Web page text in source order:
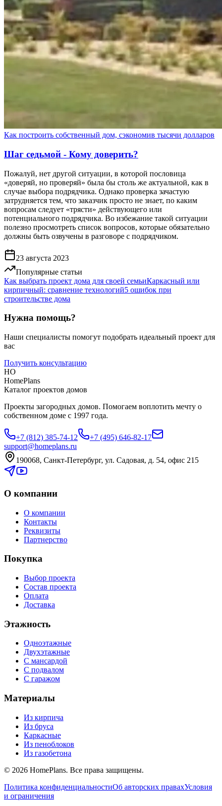
Как построить собственный дом, сэкономив тысячи долларов
Шаг седьмой - Кому доверить?
Пожалуй, нет другой ситуации, в которой пословица
«доверяй, но проверяй» была бы столь же актуальной, как в
случае выбора подрядчика. Однако проверка зачастую
затрудняется тем, что заказчик просто не знает, по каким
вопросам следует «трясти» действующего или
потенциального подрядчика. Во избежание такой ситуации
полезно просмотреть список вопросов, которые обязательно
должны быть озвучены в разговоре с подрядчиком.
23 августа 2023
Популярные статьи
Как выбрать проект дома для своей семьиКаркасный или
кирпичный: сравнение технологий5 ошибок при
строительстве дома
Нужна помощь?
Наши специалисты помогут подобрать идеальный проект для
вас
Получить консультацию
HO
HomePlans
Каталог проектов домов
Проекты загородных домов. Помогаем воплотить мечту о
собственном доме с 1997 года.
+7 (812) 385-74-12
+7 (495) 646-82-17
support@homeplans.ru
190068, Санкт-Петербург, ул. Садовая, д. 54, офис 215
О компании
О компании
Контакты
Реквизиты
Партнерство
Покупка
Выбор проекта
Состав проекта
Оплата
Доставка
Этажность
Одноэтажные
Двухэтажные
С мансардой
С подвалом
С гаражом
Материалы
Из кирпича
Из бруса
Каркасные
Из пеноблоков
Из газобетона
© 2026 HomePlans. Все права защищены.
Политика конфиденциальностиОб авторских правахУсловия
и ограничения